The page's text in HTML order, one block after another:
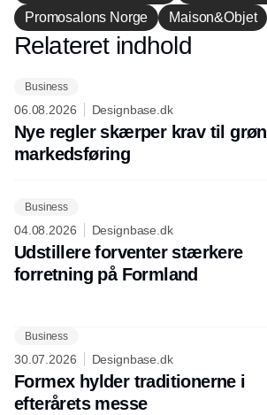
Promosalons Norge Maison&Objet
Annonce
Relateret indhold
Business
06.08.2026 Designbase.dk
Nye regler skærper krav til grøn
markedsføring
Business
04.08.2026 Designbase.dk
Udstillere forventer stærkere
forretning på Formland
Business
30.07.2026 Designbase.dk
Formex hylder traditionerne i
efterårets messe